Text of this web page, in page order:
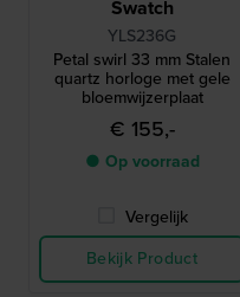
Swatch
YLS236G
Petal swirl 33 mm Stalen
quartz horloge met gele
bloemwijzerplaat
€ 155,-
● Op voorraad
Vergelijk
Bekijk Product